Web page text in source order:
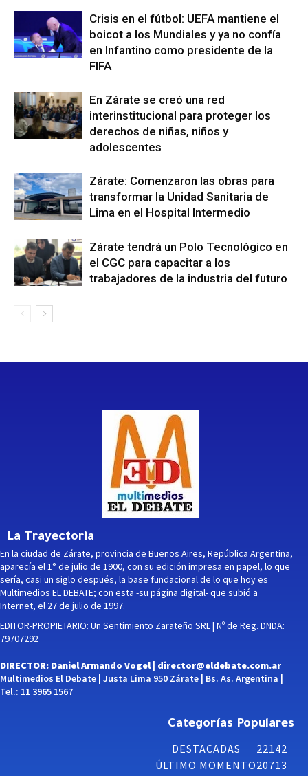
Crisis en el fútbol: UEFA mantiene el
boicot a los Mundiales y ya no confía
en Infantino como presidente de la
FIFA
En Zárate se creó una red
interinstitucional para proteger los
derechos de niñas, niños y
adolescentes
Zárate: Comenzaron las obras para
transformar la Unidad Sanitaria de
Lima en el Hospital Intermedio
Zárate tendrá un Polo Tecnológico en
el CGC para capacitar a los
trabajadores de la industria del futuro
La Trayectoria
En la ciudad de Zárate, provincia de Buenos Aires, República Argentina,
aparecía el 1° de julio de 1900, con su edición impresa en papel, lo que
sería, casi un siglo después, la base fundacional de lo que hoy es
Multimedios EL DEBATE; con esta -su página digital- que subió a
Internet, el 27 de julio de 1997.
EDITOR-PROPIETARIO: Un Sentimiento Zarateño SRL | Nº de Reg. DNDA:
79707292
DIRECTOR: Daniel Armando Vogel | director@eldebate.com.ar
Multimedios El Debate | Justa Lima 950 Zárate | Bs. As. Argentina |
Tel.: 11 3965 1567
Categorías Populares
DESTACADAS
22142
ÚLTIMO MOMENTO20713